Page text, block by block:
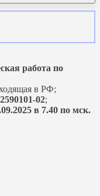
работа по
в РФ;
02;
в 7.40 по мск.